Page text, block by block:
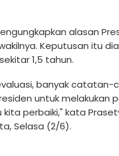
alasan
Keputusan itu
1,5 tahun.
banyak
untuk melakukan
perbaiki," kata
Selasa (2/6).